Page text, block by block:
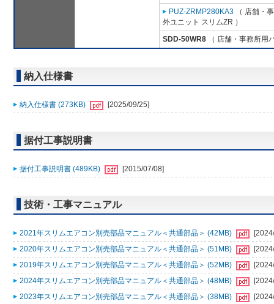
PUZ-ZRMP280KA3 （ 店舗・
外ユニット スリムZR ）
SDD-50WR8 （ 店舗・事務所用
納入仕様書
納入仕様書 (273KB) [2025/09/25]
据付工事説明書
据付工事説明書 (489KB) [2015/07/08]
技術・工事マニュアル
2021年スリムエアコン別売部品マニュアル＜共通部品＞ (42MB)
2020年スリムエアコン別売部品マニュアル＜共通部品＞ (51MB)
2019年スリムエアコン別売部品マニュアル＜共通部品＞ (52MB)
2024年スリムエアコン別売部品マニュアル＜共通部品＞ (48MB)
2023年スリムエアコン別売部品マニュアル＜共通部品＞ (38MB)